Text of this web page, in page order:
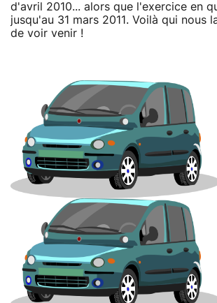
d'avril 2010... alors que l'exercice en
jusqu'au 31 mars 2011. Voilà qui nous
de voir venir !